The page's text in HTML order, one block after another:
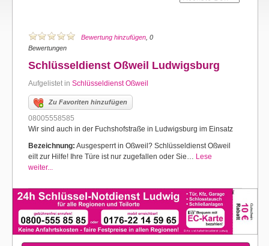
Bewertung hinzufügen , 0
Bewertungen
Schlüsseldienst Oßweil Ludwigsburg
Aufgelistet in Schlüsseldienst Oßweil
Zu Favoriten hinzufügen
08005558585
Wir sind auch in der Fuchshofstraße in Ludwigsburg im Einsatz
Bezeichnung: Ausgesperrt in Oßweil? Schlüsseldienst Oßweil
eilt zur Hilfe! Ihre Türe ist nur zugefallen oder Sie… Lese
weiter...